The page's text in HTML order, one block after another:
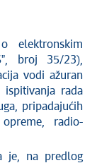
elektronskim
broj 35/23),
vodi ažuran
ispitivanja rada
pripadajućih
opreme, radio-
je, na predlog